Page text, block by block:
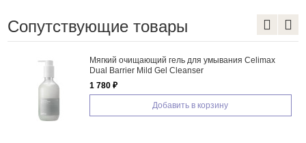
Сопутствующие товары
Celimax
Мягкая пенка для умывания с
Althea Amino Acid Gentle Bubble
Добавить в корзину